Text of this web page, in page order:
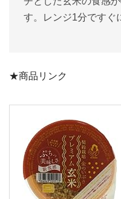
す。レンジ1分ですぐ
★商品リンク